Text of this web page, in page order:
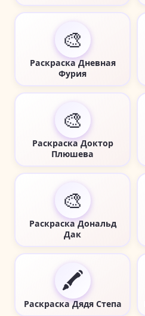
🎨
Раскраска Дневная
Фурия
🎨
Раскраска Доктор
Плюшева
🎨
Раскраска Дональд
Дак
🖍️
Раскраска Дядя Степа